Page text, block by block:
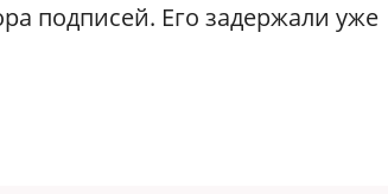
подписей. Его задержали уже